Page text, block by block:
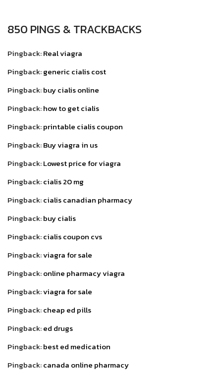
850 PINGS & TRACKBACKS
Pingback:Real viagra
Pingback:generic cialis cost
Pingback:buy cialis online
Pingback:how to get cialis
Pingback:printable cialis coupon
Pingback:Buy viagra in us
Pingback:Lowest price for viagra
Pingback:cialis 20 mg
Pingback:cialis canadian pharmacy
Pingback:buy cialis
Pingback:cialis coupon cvs
Pingback:viagra for sale
Pingback:online pharmacy viagra
Pingback:viagra for sale
Pingback:cheap ed pills
Pingback:ed drugs
Pingback:best ed medication
Pingback:canada online pharmacy